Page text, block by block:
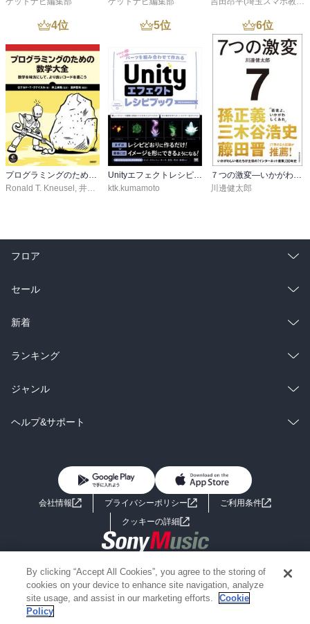
4位
Ronald T. Kneusel 井上卓馬 ,金井哲夫
5位
ktk.kumamoto
6位
川邊健太郎
フロア
総合
ラノベ
雑誌・グラビア
BL・TL
セール
総合
ラノベ
雑誌・グラビア
BL・TL
新着
総合
ラノベ
雑誌・グラビア
ランキング
総合
ラノベ
ジャンル
コミック
ライトノベル 男子向けラノベ
小説
海外小説
ミステリー SF
歴史・時代小説
ヘルプ&サポート
よくあるご質問 お問い合わせ
会社情報 プライバシーポリシー
ご利用条件
クッキーの詳細
Copyright 2017 - 2026 Sony Music Entertainment(Japan) Inc.
Information on the site is for the Japan domestic market only
powered by
By clicking “Accept All Cookies”, you agree to the storing of
cookies on your device to enhance site navigation, analyze
site usage, and assist in our marketing efforts.
Cookie
Policy